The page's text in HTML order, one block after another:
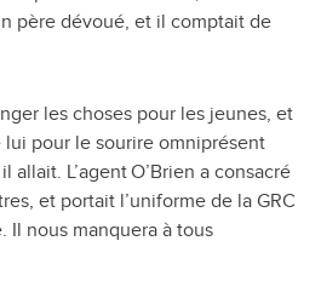
père dévoué, et il comptait de
les choses pour les jeunes, et
pour le sourire omniprésent
allait. L’agent O’Brien a consacré
et portait l’uniforme de la GRC
Il nous manquera à tous